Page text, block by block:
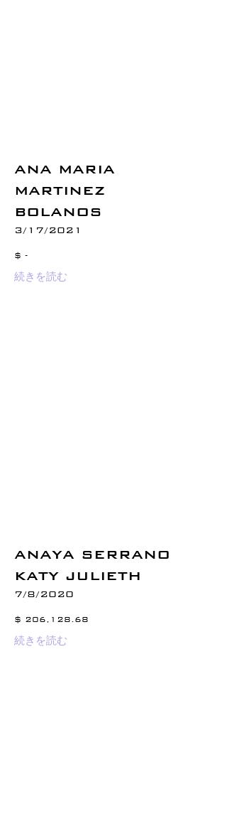
ANA MARIA
MARTINEZ
BOLANOS
3/17/2021
$ -
続きを読む
ANAYA SERRANO
KATY JULIETH
7/8/2020
$ 206,128.68
続きを読む